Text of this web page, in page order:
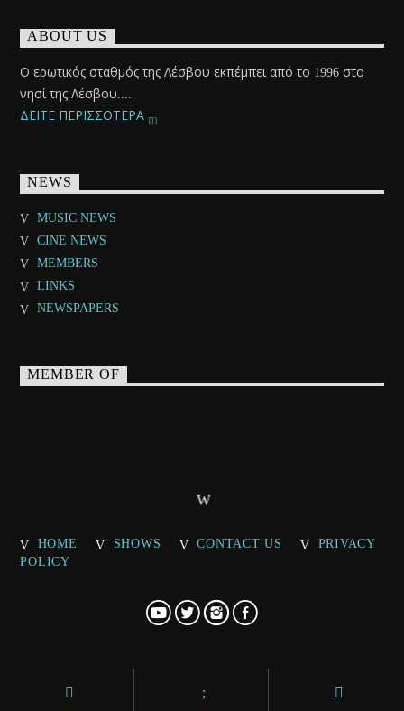
ABOUT US
Ο ερωτικός σταθμός της Λέσβου εκπέμπει από το 1996 στο
νησί της Λέσβου....
ΔΕΙΤΕ ΠΕΡΙΣΣΟΤΕΡΑ
NEWS
MUSIC NEWS
CINE NEWS
MEMBERS
LINKS
NEWSPAPERS
MEMBER OF
HOME SHOWS CONTACT US
PRIVACY
POLICY